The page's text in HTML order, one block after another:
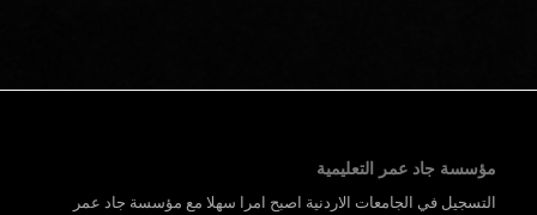
مؤسسة جاد عمر التعليمية
التسجيل في الجامعات الاردنية اصبح امرا سهلا مع مؤسسة جاد عمر